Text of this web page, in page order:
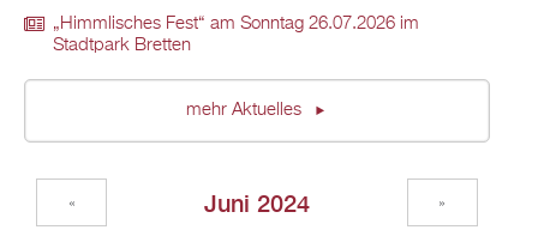
„Himmlisches Fest“ am Sonntag 26.07.2026 im
Stadtpark Bretten
mehr Aktuelles
Juni 2024
« »